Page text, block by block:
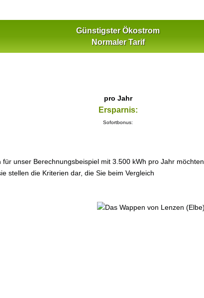
Günstigster Ökostrom
Normaler Tarif
pro Jahr
Ersparnis:
Sofortbonus:
für unser Berechnungsbeispiel mit 3.500 kWh pro Jahr möchten
stellen die Kriterien dar, die Sie beim Vergleich